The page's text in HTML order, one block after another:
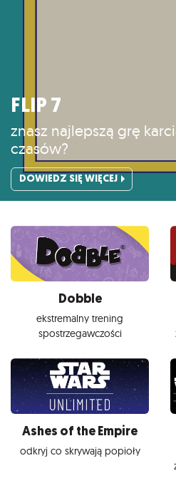
FLIP 7
znasz najlepszą grę
czasów?
DOWIEDZ SIĘ WIĘCEJ
Dobble
ekstremalny trening
spostrzegawczości
Ashes of the Empire
odkryj co skrywają popioły